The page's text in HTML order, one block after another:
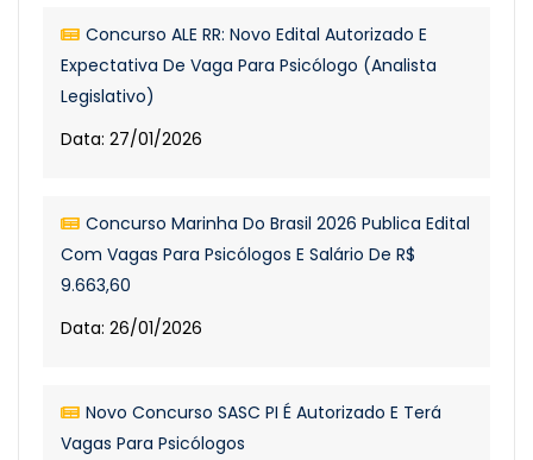
Concurso ALE RR: Novo Edital Autorizado E
Expectativa De Vaga Para Psicólogo (Analista
Legislativo)
Data: 27/01/2026
Concurso Marinha Do Brasil 2026 Publica Edital
Com Vagas Para Psicólogos E Salário De R$
9.663,60
Data: 26/01/2026
Novo Concurso SASC PI É Autorizado E Terá
Vagas Para Psicólogos